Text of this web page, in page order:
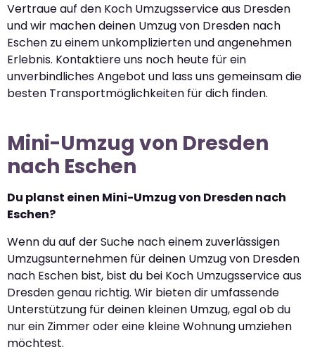
Vertraue auf den Koch Umzugsservice aus Dresden
und wir machen deinen Umzug von Dresden nach
Eschen zu einem unkomplizierten und angenehmen
Erlebnis. Kontaktiere uns noch heute für ein
unverbindliches Angebot und lass uns gemeinsam die
besten Transportmöglichkeiten für dich finden.
Mini-Umzug von Dresden
nach Eschen
Du planst einen Mini-Umzug von Dresden nach
Eschen?
Wenn du auf der Suche nach einem zuverlässigen
Umzugsunternehmen für deinen Umzug von Dresden
nach Eschen bist, bist du bei Koch Umzugsservice aus
Dresden genau richtig. Wir bieten dir umfassende
Unterstützung für deinen kleinen Umzug, egal ob du
nur ein Zimmer oder eine kleine Wohnung umziehen
möchtest.